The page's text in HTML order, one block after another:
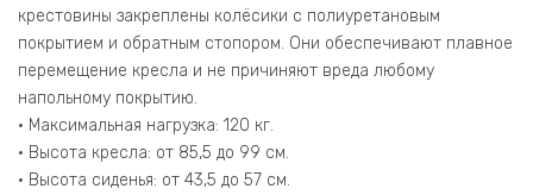
крестовины закреплены колёсики с полиуретановым
покрытием и обратным стопором. Они обеспечивают плавное
перемещение кресла и не причиняют вреда любому
напольному покрытию.
• Максимальная нагрузка: 120 кг.
• Высота кресла: от 85,5 до 99 см.
• Высота сиденья: от 43,5 до 57 см.